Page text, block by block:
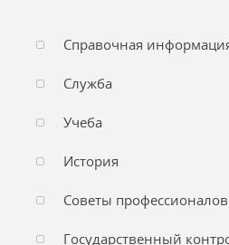
Справочная
Служба
Учеба
История
Советы профессионалов
Государственный